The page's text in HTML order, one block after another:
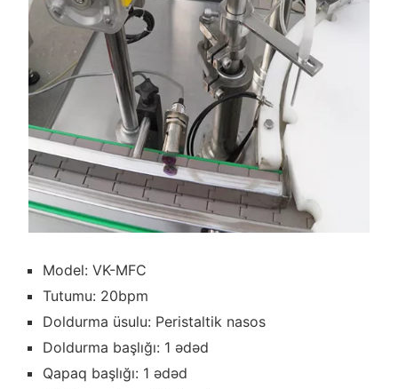
Model: VK-MFC
Tutumu: 20bpm
Doldurma üsulu: Peristaltik nasos
Doldurma başlığı: 1 ədəd
Qapaq başlığı: 1 ədəd